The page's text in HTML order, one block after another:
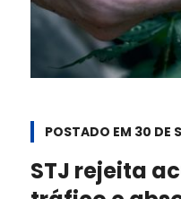
POSTADO EM 30 DE
STJ rejeita